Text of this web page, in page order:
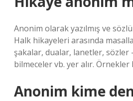
Anonim olarak yazılmış ve
Halk hikayeleri arasında
şakalar, dualar, lanetler, sözler
bilmeceler vb. yer alır.
Anonim kime